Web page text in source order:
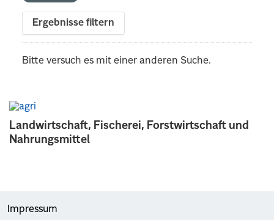
Landwirtschaft, Fischerei, Forstwirtschaft und
Nahrungsmittel
Ergebnisse filtern
Bitte versuch es mit einer anderen Suche.
Impressum